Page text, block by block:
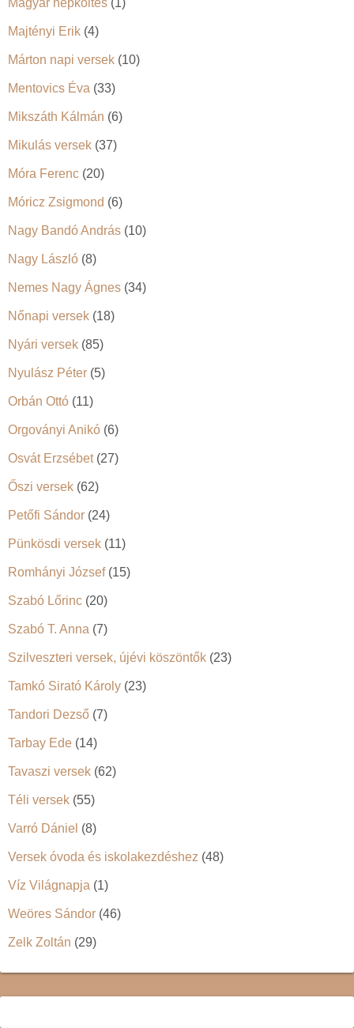
Majtényi Erik (4)
Márton napi versek (10)
Mentovics Éva (33)
Mikszáth Kálmán (6)
Mikulás versek (37)
Móra Ferenc (20)
Móricz Zsigmond (6)
Nagy Bandó András (10)
Nagy László (8)
Nemes Nagy Ágnes (34)
Nőnapi versek (18)
Nyári versek (85)
Nyulász Péter (5)
Orbán Ottó (11)
Orgoványi Anikó (6)
Osvát Erzsébet(27)
Őszi versek (62)
Petőfi Sándor (24)
Pünkösdi versek (11)
Romhányi József(15)
Szabó Lőrinc (20)
Szabó T. Anna (7)
Szilveszteri versek, újévi köszöntők (23)
Tamkó Sirató Károly (23)
Tandori Dezső (7)
Tarbay Ede (14)
Tavaszi versek (62)
Téli versek (55)
Varró Dániel (8)
Versek óvoda és iskolakezdéshez (48)
Víz Világnapja (1)
Weöres Sándor (46)
Zelk Zoltán (29)